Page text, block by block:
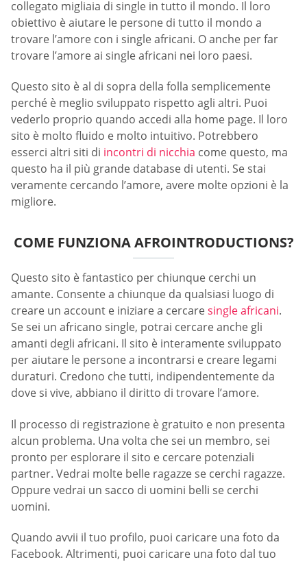
collegato migliaia di single in tutto il mondo. Il loro
obiettivo è aiutare le persone di tutto il mondo a
trovare l’amore con i single africani. O anche per far
trovare l’amore ai single africani nei loro paesi.
Questo sito è al di sopra della folla semplicemente
perché è meglio sviluppato rispetto agli altri. Puoi
vederlo proprio quando accedi alla home page. Il loro
sito è molto fluido e molto intuitivo. Potrebbero
esserci altri siti di incontri di nicchia come questo, ma
questo ha il più grande database di utenti. Se stai
veramente cercando l’amore, avere molte opzioni è la
migliore.
COME FUNZIONA AFROINTRODUCTIONS?
Questo sito è fantastico per chiunque cerchi un
amante. Consente a chiunque da qualsiasi luogo di
creare un account e iniziare a cercaresingle africani.
Se sei un africano single, potrai cercare anche gli
amanti degli africani. Il sito è interamente sviluppato
per aiutare le persone a incontrarsi e creare legami
duraturi. Credono che tutti, indipendentemente da
dove si vive, abbiano il diritto di trovare l’amore.
Il processo di registrazione è gratuito e non presenta
alcun problema. Una volta che sei un membro, sei
pronto per esplorare il sito e cercare potenziali
partner. Vedrai molte belle ragazze se cerchi ragazze.
Oppure vedrai un sacco di uomini belli se cerchi
uomini.
Quando avvii il tuo profilo, puoi caricare una foto da
Facebook. Altrimenti, puoi caricare una foto dal tuo